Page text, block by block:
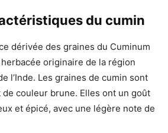
du cumin
dérivée des graines du Cuminum
originaire de la région
l’Inde. Les graines de cumin sont
couleur brune. Elles ont un goût
et épicé, avec une légère note de